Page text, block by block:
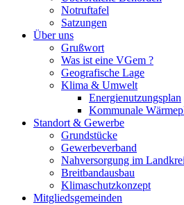
Notruftafel
Satzungen
Über uns
Grußwort
Was ist eine VGem ?
Geografische Lage
Klima & Umwelt
Energienutzungsplan
Kommunale
Standort & Gewerbe
Grundstücke
Gewerbeverband
Nahversorgung im
Breitbandausbau
Klimaschutzkonzept
Mitgliedsgemeinden